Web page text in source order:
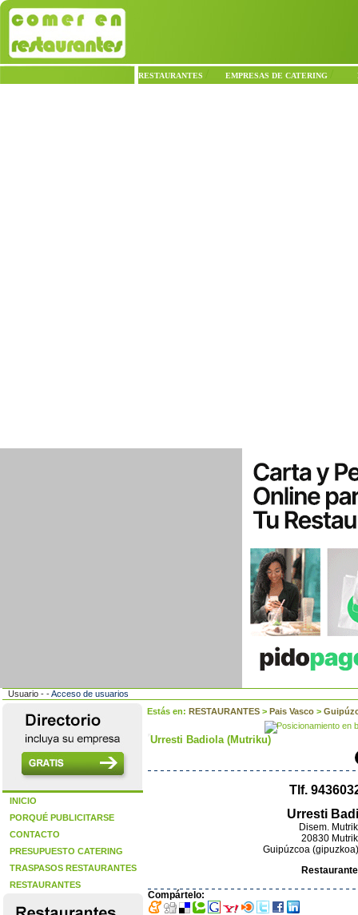
RESTAURANTES EMPRESAS DE CATERING
Usuario - -Acceso de usuarios
INICIO
PORQUÉ PUBLICITARSE
CONTACTO
PRESUPUESTO CATERING
TRASPASOS RESTAURANTES
RESTAURANTES
Estás en:RESTAURANTES >Pais Vasco >
Urresti Badiola (Mutriku)
Tlf.
Urresti
Disem.
20830
Guipúzcoa
Compártelo: